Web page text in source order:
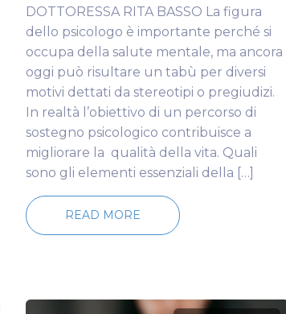
DOTTORESSA RITA BASSO La figura
dello psicologo è importante perché si
occupa della salute mentale, ma ancora
oggi può risultare un tabù per diversi
motivi dettati da stereotipi o pregiudizi.
In realtà l’obiettivo di un percorso di
sostegno psicologico contribuisce a
migliorare la qualità della vita. Quali
sono gli elementi essenziali della […]
READ MORE